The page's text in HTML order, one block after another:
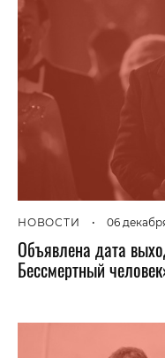
НОВОСТИ • 06
Объявлена дата
Бессмертный